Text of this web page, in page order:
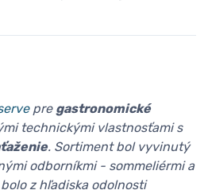
pre gastronomické
technickými vlastnosťami s
. Sortiment bol vyvinutý
odborníkmi - sommeliérmi a
z hľadiska odolnosti